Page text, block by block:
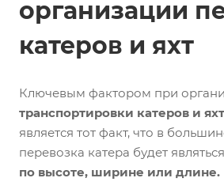
организации
катеров и яхт
Ключевым фактором при
транспортировки катеров и яхт
является тот факт, что в
перевозка катера будет являться
по высоте, ширине или длине.